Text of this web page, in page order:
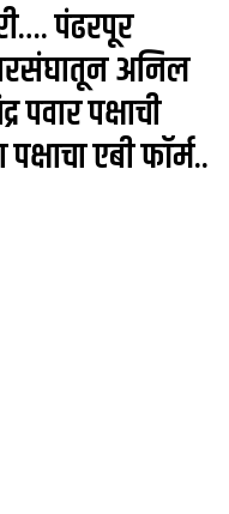
पंढरपूर
अनिल
पवार पक्षाची
एबी फॉर्म..